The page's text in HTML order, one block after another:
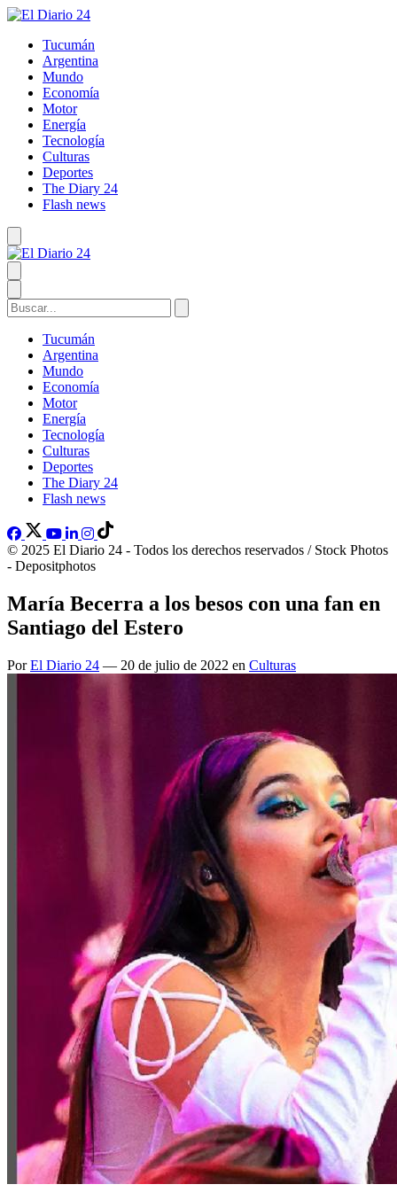
Tucumán
Argentina
Mundo
Economía
Motor
Energía
Tecnología
Culturas
Deportes
The Diary 24
Flash news
Tucumán
Argentina
Mundo
Economía
Motor
Energía
Tecnología
Culturas
Deportes
The Diary 24
Flash news
© 2025 El Diario 24 - Todos los derechos reservados / Stock Photos
- Depositphotos
María Becerra a los besos con una fan en
Santiago del Estero
PorEl Diario 24 — 20 de julio de 2022 en Culturas